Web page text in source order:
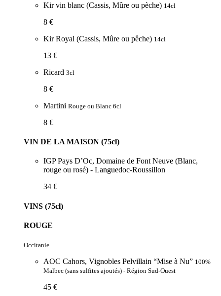
Kir vin blanc (Cassis, Mûre ou pèche) 14cl
8 €
Kir Royal (Cassis, Mûre ou pêche) 14cl
13 €
Ricard 3cl
8 €
Martini Rouge ou Blanc 6cl
8 €
VIN DE LA MAISON (75cl)
IGP Pays D’Oc, Domaine de Font Neuve (Blanc,
rouge ou rosé) - Languedoc-Roussillon
34 €
VINS (75cl)
ROUGE
Occitanie
AOC Cahors, Vignobles Pelvillain “Mise à Nu” 100%
Malbec (sans sulfites ajoutés) - Région Sud-Ouest
45 €